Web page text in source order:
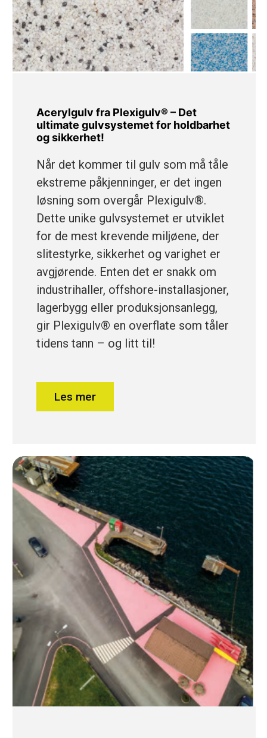
Acerylgulv fra Plexigulv® – Det
ultimate gulvsystemet for holdbarhet
og sikkerhet!
Når det kommer til gulv som må tåle
ekstreme påkjenninger, er det ingen
løsning som overgår Plexigulv®.
Dette unike gulvsystemet er utviklet
for de mest krevende miljøene, der
slitestyrke, sikkerhet og varighet er
avgjørende. Enten det er snakk om
industrihaller, offshore-installasjoner,
lagerbygg eller produksjonsanlegg,
gir Plexigulv® en overflate som tåler
tidens tann – og litt til!
Les mer